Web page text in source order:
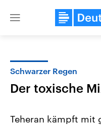
Close
Schwarzer Regen
Der toxische
Teheran kämpft mit